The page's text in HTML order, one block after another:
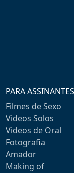
PARA ASSINANTES
Filmes de Sexo
Videos Solos
Videos de Oral
Fotografia
Amador
Making of